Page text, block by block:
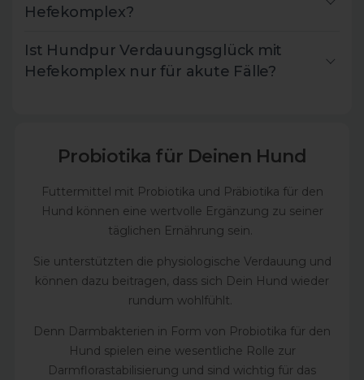
Hefekomplex?
Ist Hundpur Verdauungsglück mit
Hefekomplex nur für akute Fälle?
Probiotika für Deinen Hund
Futtermittel mit Probiotika und Präbiotika für den
Hund können eine wertvolle Ergänzung zu seiner
täglichen Ernährung sein.
Sie unterstützten die physiologische Verdauung und
können dazu beitragen, dass sich Dein Hund wieder
rundum wohlfühlt.
Denn Darmbakterien in Form von Probiotika für den
Hund spielen eine wesentliche Rolle zur
Darmflorastabilisierung und sind wichtig für das